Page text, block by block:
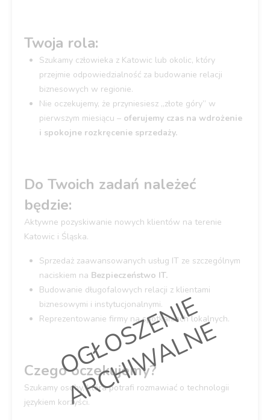
O
G
Ł
O
S
Z
E
N
I
E
A
R
C
H
I
W
A
L
N
E
Twoja rola:
Szukamy człowieka z Katowic lub okolic, który
przejmie odpowiedzialność za budowanie relacji
biznesowych w regionie.
Nie oczekujemy, że przyniesiesz „złote góry” w
pierwszym miesiącu – oferujemy czas na wdrożenie
i spokojne rozkręcenie sprzedaży.
Do Twoich zadań należeć
będzie:
Aktywne pozyskiwanie nowych klientów na terenie
Katowic i Śląska.
Sprzedaż zaawansowanych usług IT ze szczególnym
naciskiem na Bezpieczeństwo IT.
Budowanie długofalowych relacji z klientami
biznesowymi i instytucjonalnymi.
Reprezentowanie firmy na spotkaniach lokalnych.
Czego oczekujemy?
Szukamy osoby, która potrafi rozmawiać o technologii
językiem korzyści.